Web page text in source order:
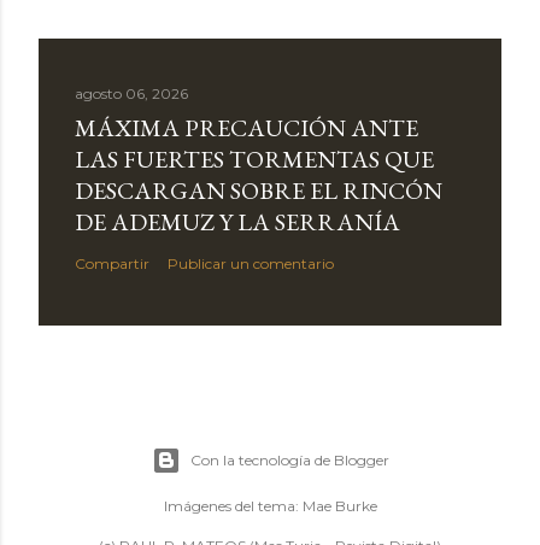
agosto 06, 2026
MÁXIMA PRECAUCIÓN ANTE
LAS FUERTES TORMENTAS QUE
DESCARGAN SOBRE EL RINCÓN
DE ADEMUZ Y LA SERRANÍA
Compartir Publicar un comentario
Con la tecnología de Blogger
Imágenes del tema: Mae Burke